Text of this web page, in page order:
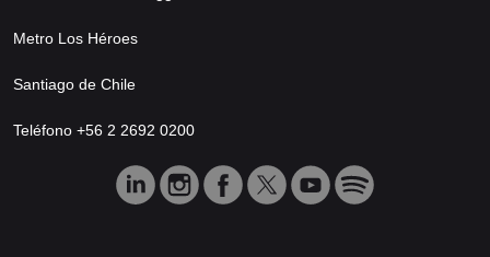
Metro Los Héroes
Santiago de Chile
Teléfono +56 2 2692 0200